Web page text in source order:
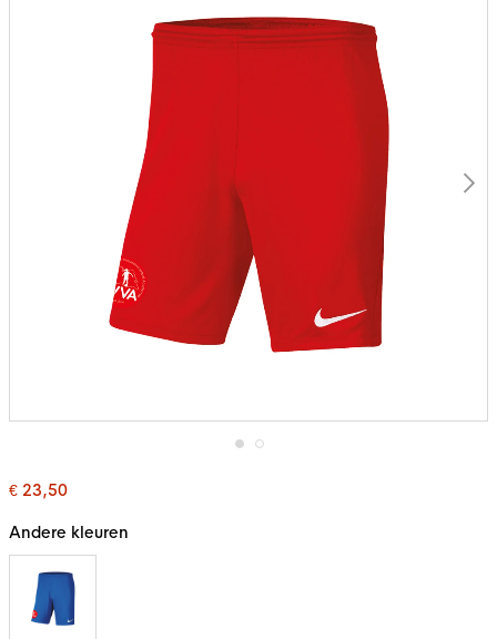
naar
van
de
afbeeldingen-
gallerij
€ 23,50
Andere kleuren